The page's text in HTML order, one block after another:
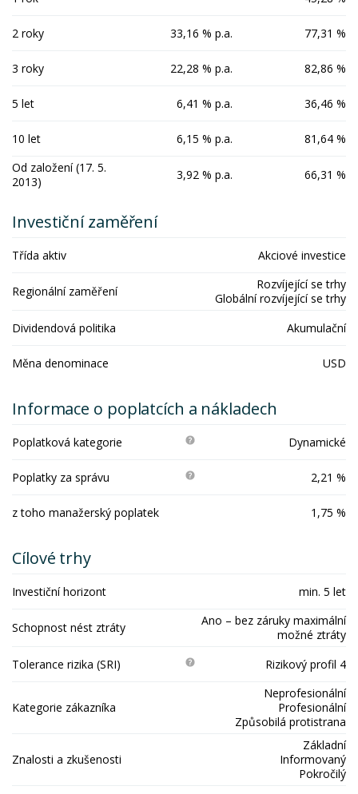
2 roky 33,16 % p.a. 77,31 %
3 roky 22,28 % p.a. 82,86 %
5 let 6,41 % p.a. 36,46 %
10 let 6,15 % p.a.
81,64 %
Od založení (17. 5.
2013)
3,92 % p.a. 66,31 %
Investiční zaměření
Třída aktiv Akciové investice
Regionální zaměření
Rozvíjející se trhy
Globální rozvíjející se trhy
Dividendová politika
Akumulační
Měna denominace USD
Informace o poplatcích a nákladech
Poplatková kategorie Dynamické
Poplatky za správu 2,21 %
z toho manažerský poplatek 1,75 %
Cílové trhy
Investiční horizont min. 5 let
Schopnost nést ztráty
Ano – bez záruky maximální
možné ztráty
Tolerance rizika (SRI)
Rizikový profil 4
Kategorie zákazníka
Neprofesionální
Profesionální
Způsobilá protistrana
Znalosti a zkušenosti
Základní
Informovaný
Pokročilý